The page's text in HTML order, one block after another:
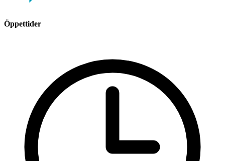
Öppettider